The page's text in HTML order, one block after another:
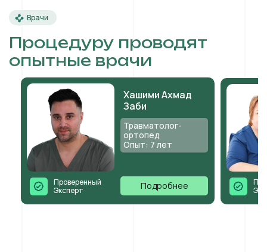
Врачи
Процедуру проводят
опытные врачи
Проверенный
Эксперт
Хашими Ахмад
Заби
Травматолог-
ортопед
Опыт: 7 лет
Подробнее